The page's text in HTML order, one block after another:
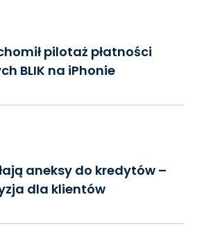
pilotaż płatności
BLIK na iPhonie
aneksy do kredytów –
dla klientów